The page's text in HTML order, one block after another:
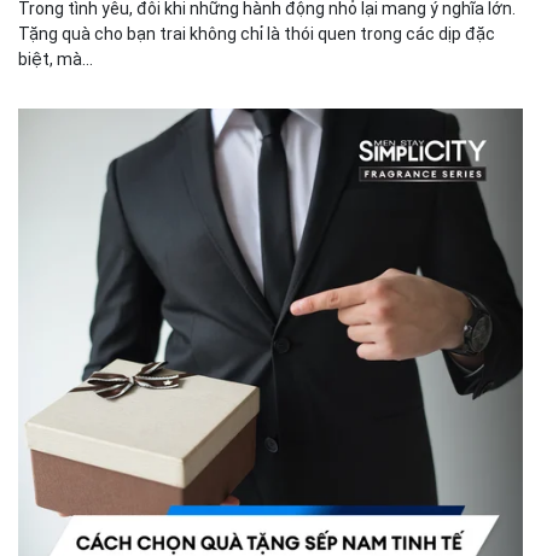
Trong tình yêu, đôi khi những hành động nhỏ lại mang ý nghĩa lớn.
Tặng quà cho bạn trai không chỉ là thói quen trong các dịp đặc
biệt, mà...